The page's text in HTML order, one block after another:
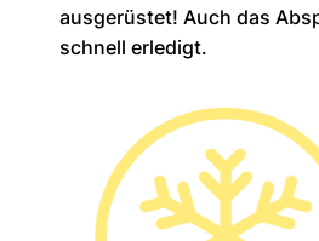
ausgerüstet! Auch das
schnell erledigt.